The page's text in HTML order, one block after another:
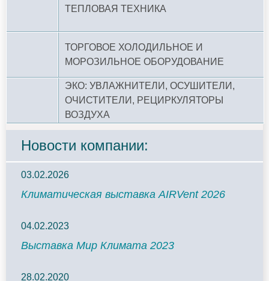
ТЕПЛОВАЯ ТЕХНИКА
ТОРГОВОЕ ХОЛОДИЛЬНОЕ И
МОРОЗИЛЬНОЕ ОБОРУДОВАНИЕ
ЭКО: УВЛАЖНИТЕЛИ, ОСУШИТЕЛИ,
ОЧИСТИТЕЛИ, РЕЦИРКУЛЯТОРЫ
ВОЗДУХА
Новости компании:
03.02.2026
Климатическая выставка AIRVent 2026
04.02.2023
Выставка Мир Климата 2023
28.02.2020